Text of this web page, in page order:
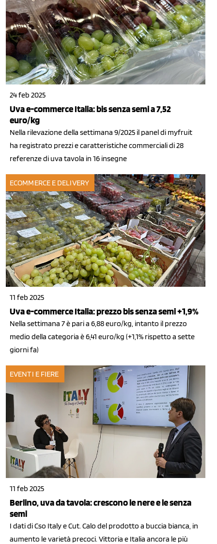
24 feb 2025
Uva e-commerce Italia: bis senza semi a 7,52
euro/kg
Nella rilevazione della settimana 9/2025 il panel di myfruit
ha registrato prezzi e caratteristiche commerciali di 28
referenze di uva tavola in 16 insegne
ECOMMERCE E DELIVERY
11 feb 2025
Uva e-commerce Italia: prezzo bis senza semi +1,9%
Nella settimana 7 è pari a 6,88 euro/kg, intanto il prezzo
medio della categoria è 6,41 euro/kg (+1,1% rispetto a sette
giorni fa)
EVENTI E FIERE
11 feb 2025
Berlino, uva da tavola: crescono le nere e le senza
semi
I dati di Cso Italy e Cut. Calo del prodotto a buccia bianca, in
aumento le varietà precoci. Vittoria e Italia ancora le più